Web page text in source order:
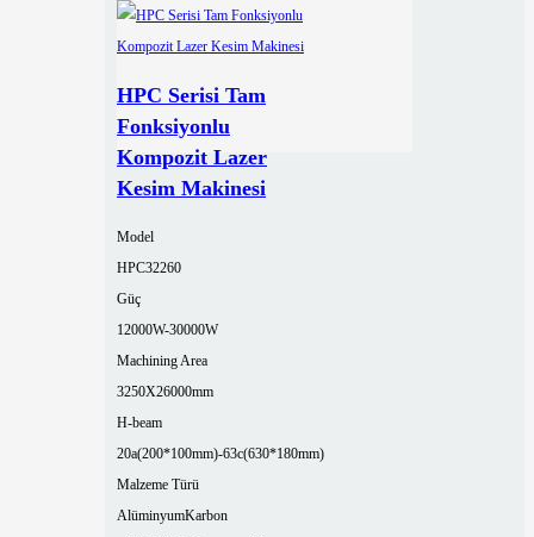
HPC Serisi Tam
Fonksiyonlu
Kompozit Lazer
Kesim Makinesi
Model
HPC32260
Güç
12000W-30000W
Machining Area
3250X26000mm
H-beam
20a(200*100mm)-63c(630*180mm)
Malzeme Türü
AlüminyumKarbon